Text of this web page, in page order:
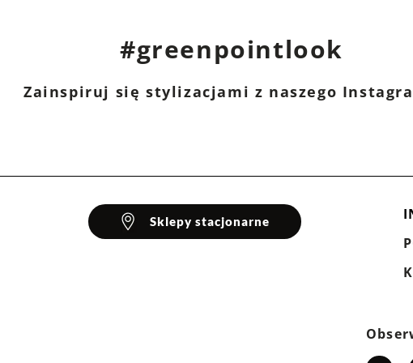
#greenpointlook
Zainspiruj się stylizacjami z naszego
Sklepy stacjonarne